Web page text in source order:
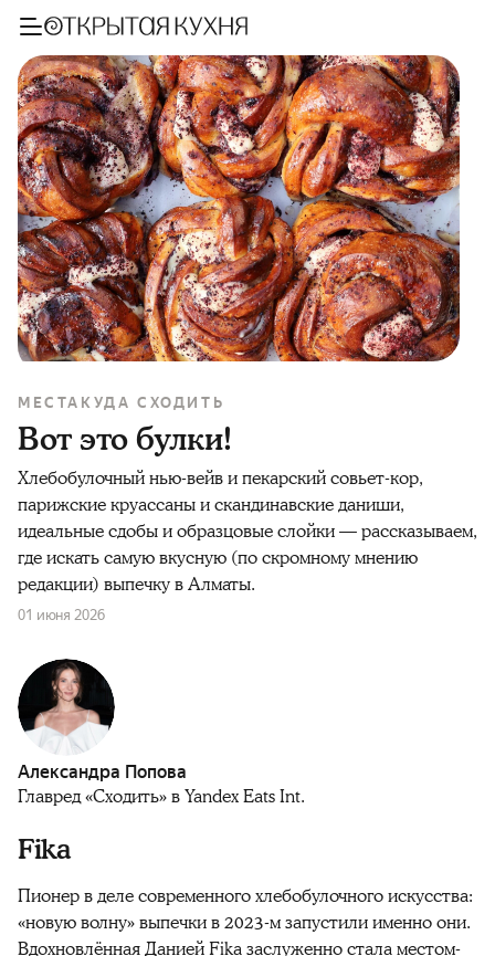
МЕСТА КУДА СХОДИТЬ
Вот это булки!
Хлебобулочный нью-вейв и пекарский совьет-кор,
парижские круассаны и скандинавские даниши,
идеальные сдобы и образцовые слойки — рассказываем,
где искать самую вкусную (по скромному мнению
редакции) выпечку в Алматы.
01 июня 2026
Александра Попова
Главред «Сходить» в Yandex Eats Int.
Fika
Пионер в деле современного хлебобулочного искусства:
«новую волну» выпечки в 2023-м запустили именно они.
Вдохновлённая Данией Fika заслуженно стала местом-